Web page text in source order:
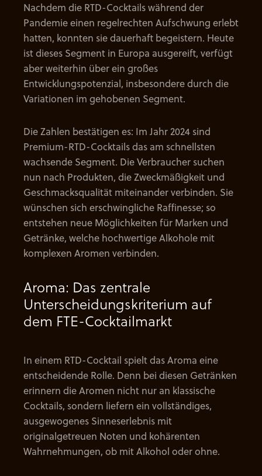
Nachdem die RTD-Cocktails während der
Pandemie einen regelrechten Aufschwung erlebt
hatten, konnten sie dauerhaft begeistern. Heute
ist dieses Segment in Europa ausgereift, verfügt
aber weiterhin über ein großes
Entwicklungspotenzial, insbesondere durch die
Variationen im gehobenen Segment.
Die Zahlen bestätigen es: Im Jahr 2024 sind
Premium-RTD-Cocktails das am schnellsten
wachsende Segment. Die Verbraucher suchen
nun nach Produkten, die Zweckmäßigkeit und
Geschmacksqualität miteinander verbinden. Sie
wünschen sich erschwingliche Raffinesse; so
entstehen neue Möglichkeiten für Marken und
Getränke, welche hochwertige Alkohole mit
komplexen Aromen verbinden.
Aroma: Das zentrale
Unterscheidungskriterium auf
dem FTE-Cocktailmarkt
In einem RTD-Cocktail spielt das Aroma eine
entscheidende Rolle. Denn bei diesen Getränken
erinnern die Aromen nicht nur an klassische
Cocktails, sondern liefern ein vollständiges,
ausgewogenes Sinneserlebnis mit
originalgetreuen Noten und kohärenten
Wahrnehmungen, ob mit Alkohol oder ohne.